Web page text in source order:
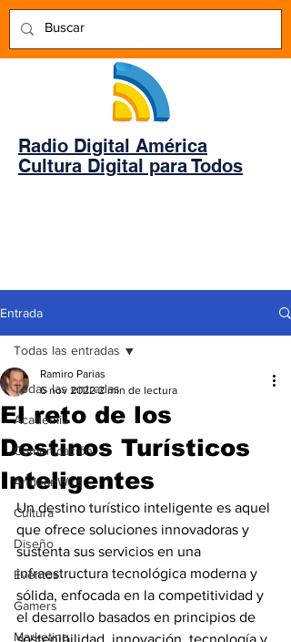
Radio Digital América
Cultura Digital para Todos
Entrada
Todas las entradas
Academia
Comunicación
AndeanWire
Cultura
Diseño
Eventos
Gamers
Marketing
Todas las entradas
El reto de los
Destinos Turísticos
Inteligentes
Ramiro Parias
6 nov 2022 2 min de lectura
Un destino turístico inteligente es aquel
que ofrece soluciones innovadoras y
sustenta sus servicios en una
infraestructura tecnológica moderna y
sólida, enfocada en la competitividad y
el desarrollo basados en principios de
sostenibilidad, innovación, tecnología y